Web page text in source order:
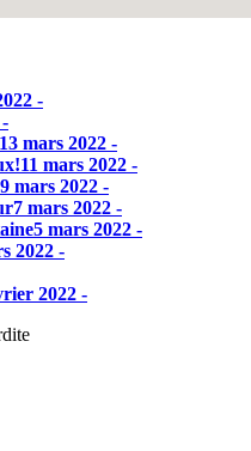
-
13 mars 2022 -
11 mars 2022 -
9 mars 2022 -
7 mars 2022 -
5 mars 2022 -
2022 -
2022 -